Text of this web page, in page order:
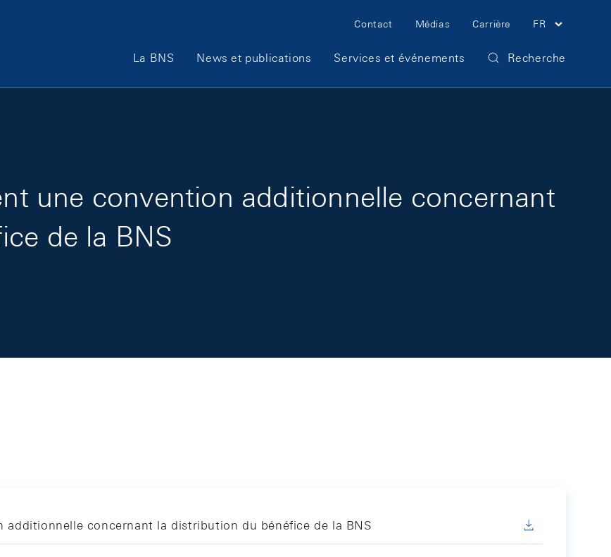
Meta Navigation
Contact Médias Carrière FR
Main Navigation
La BNS News et publications Services et événements Recherche
une convention additionnelle concernant
de la BNS
additionnelle concernant la distribution du bénéfice de la BNS